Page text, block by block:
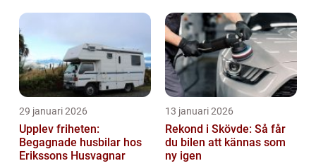
29 januari 2026
Upplev friheten:
Begagnade husbilar hos
Erikssons Husvagnar
13 januari 2026
Rekond i Skövde: Så får
du bilen att kännas som
ny igen